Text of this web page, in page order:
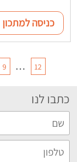
כניסה למתכון
9 … 12
כתבו לנו